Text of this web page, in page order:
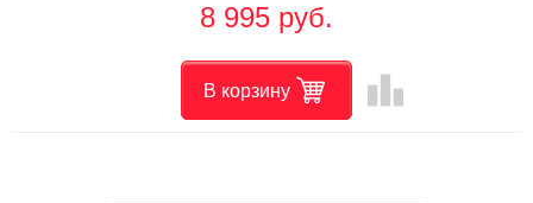
8 995 руб.
В корзину leaderboard